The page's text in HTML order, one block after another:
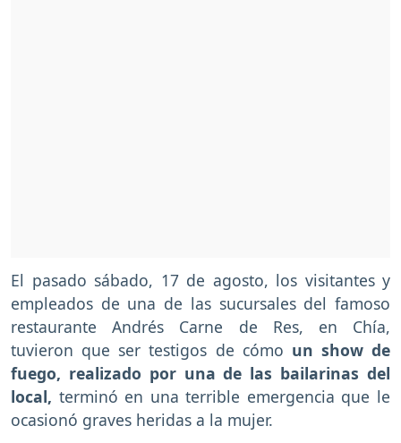
El pasado sábado, 17 de agosto, los visitantes y
empleados de una de las sucursales del famoso
restaurante Andrés Carne de Res, en Chía,
tuvieron que ser testigos de cómo un show de
fuego, realizado por una de las bailarinas del
local, terminó en una terrible emergencia que le
ocasionó graves heridas a la mujer.